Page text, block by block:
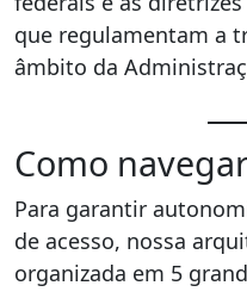
que regulamentam a
âmbito da
Como
Para garantir
de acesso, nossa
organizada em 5